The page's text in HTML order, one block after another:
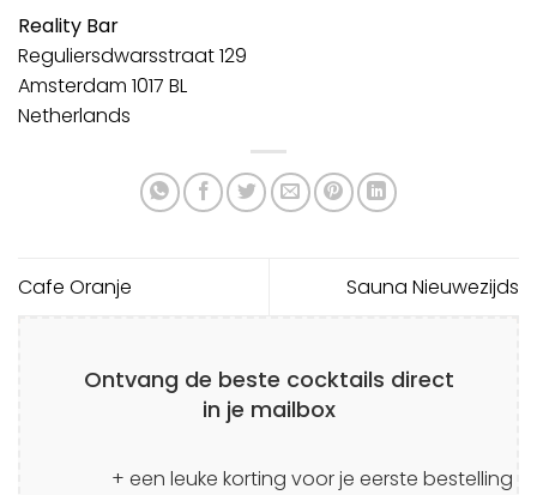
Reality Bar
Reguliersdwarsstraat 129
Amsterdam 1017 BL
Netherlands
Cafe Oranje Sauna Nieuwezijds
Ontvang de beste cocktails direct
in je mailbox
+ een leuke korting voor je eerste bestelling